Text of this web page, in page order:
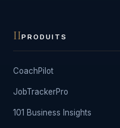
IIPRODUITS
CoachPilot
JobTrackerPro
101 Business Insights